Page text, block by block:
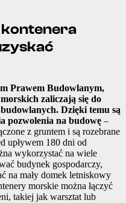
kontenera
Prawem Budowlanym,
zaliczają się do
Dzięki temu są
pozwolenia na budowę –
z gruntem i są rozebrane
upływem 180 dni od
wykorzystać na wiele
budynek gospodarczy,
na mały domek letniskowy
morskie można łączyć
takiej jak warsztat lub